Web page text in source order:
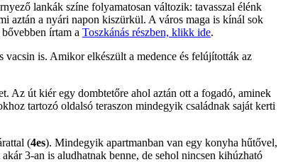
lankák színe folyamatosan változik: tavasszal élénk
aztán a nyári napon kiszürkül. A város maga is kínál sok
írtam a Toszkánás részben, klikk ide.
is. Amikor elkészült a medence és felújították az
Az út kiér egy dombtetőre ahol aztán ott a fogadó, aminek
tartozó oldalsó teraszon mindegyik családnak saját kerti
(4es). Mindegyik apartmanban van egy konyha hűtővel,
3-an is aludhatnak benne, de sehol nincsen kihúzható